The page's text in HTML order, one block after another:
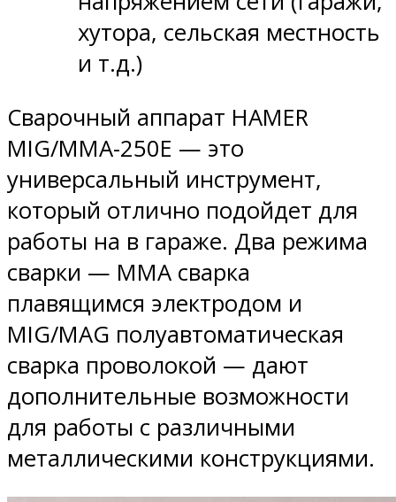
хутора, сельская местность
и т.д.)
Сварочный аппарат HAMER
MIG/MMA-250E — это
универсальный инструмент,
который отлично подойдет для
работы на в гараже. Два режима
сварки — ММА сварка
плавящимся электродом и
MIG/MAG полуавтоматическая
сварка проволокой — дают
дополнительные возможности
для работы с различными
металлическими конструкциями.